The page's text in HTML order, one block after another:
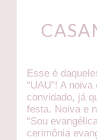
Esse é
“UAU”! A
convidado, já
festa. Noiva e
“Sou
cerimônia